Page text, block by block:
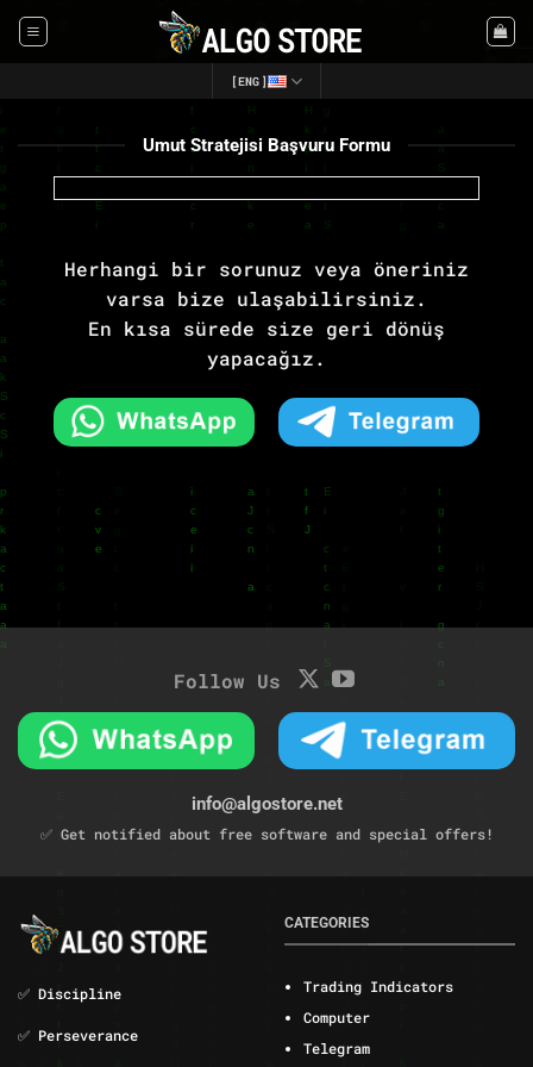
[ENG]
Umut Stratejisi Başvuru Formu
Herhangi bir sorunuz veya öneriniz
varsa bize ulaşabilirsiniz.
En kısa sürede size geri dönüş
yapacağız.
Follow Us
info@algostore.net
✅ Get notified about free software and special offers!
✅ Discipline
✅ Perseverance
CATEGORIES
Trading Indicators
Computer
Telegram